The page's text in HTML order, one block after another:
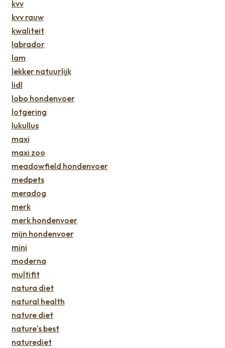
kvv
kvv rauw
kwaliteit
labrador
lam
lekker natuurlijk
lidl
lobo hondenvoer
lotgering
lukullus
maxi
maxi zoo
meadowfield hondenvoer
medpets
meradog
merk
merk hondenvoer
mijn hondenvoer
mini
moderna
multifit
natura diet
natural health
nature diet
nature's best
naturediet